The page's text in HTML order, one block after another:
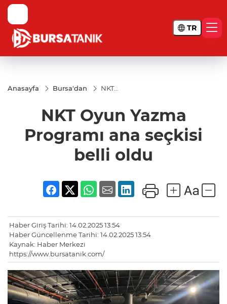
TR
Anasayfa Bursa'dan
NKT
Programı
ana
belli oldu
NKT Oyun Yazma
Programı ana seçkisi
belli oldu
Haber Giriş Tarihi: 14.02.2025 13:54
Haber Güncellenme Tarihi: 14.02.2025 13:54
Kaynak: Haber Merkezi
https://www.bursatanik.com/